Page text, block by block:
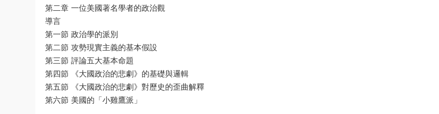
第二章 一位美國著名學者的政治觀
導言
第一節 政治學的派別
第二節 攻勢現實主義的基本假設
第三節 評論五大基本命題
第四節 《大國政治的悲劇》的基礎與邏輯
第五節 《大國政治的悲劇》對歷史的歪曲解釋
第六節 美國的「小雞鷹派」